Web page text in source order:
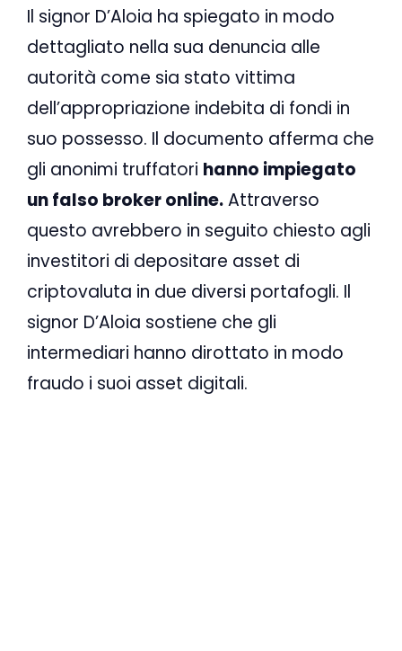
Il signor D’Aloia ha spiegato in modo
dettagliato nella sua denuncia alle
autorità come sia stato vittima
dell’appropriazione indebita di fondi in
suo possesso. Il documento afferma che
gli anonimi truffatori hanno impiegato
un falso broker online.Attraverso
questo avrebbero in seguito chiesto agli
investitori di depositare asset di
criptovaluta in due diversi portafogli. Il
signor D’Aloia sostiene che gli
intermediari hanno dirottato in modo
fraudo i suoi asset digitali.